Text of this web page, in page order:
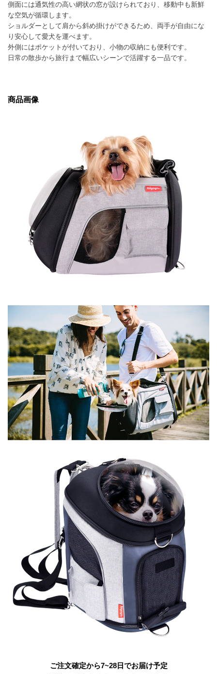
側面には通気性の高い網状の窓が設けられており、移動中も新鮮
な空気が循環します。
ショルダーとして肩から斜め掛けができるため、両手が自由にな
り安心して愛犬を運べます。
外側にはポケットが付いており、小物の収納にも便利です。
日常の散歩から旅行まで幅広いシーンで活躍する一品です。
商品画像
ご注文確定から7~28日でお届け予定